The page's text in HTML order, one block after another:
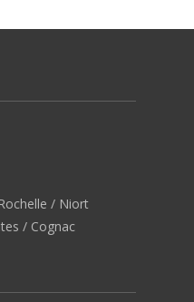
/ Niort
/ Cognac